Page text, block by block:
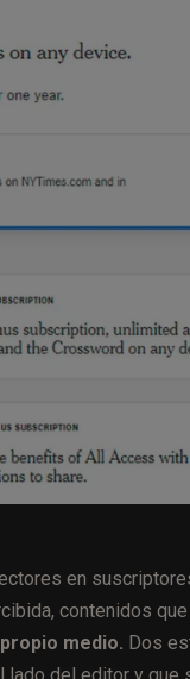
en
contenidos
medio. Dos
del editor y que